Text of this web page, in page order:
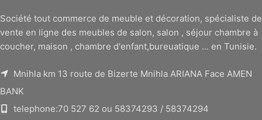
Société tout commerce de meuble et décoration, spécialiste de
vente en ligne des meubles de salon, salon , séjour chambre à
coucher, maison , chambre d'enfant,bureuatique ... en Tunisie.
Mnihla km 13 route de Bizerte Mnihla ARIANA Face AMEN
BANK
telephone:70 527 62 ou 58374293 / 58374294